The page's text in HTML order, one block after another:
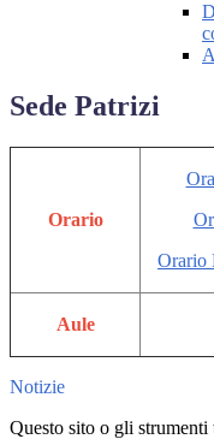
Sede Patrizi
Orario
Orario
Aule
Notizie
Questo sito o gli